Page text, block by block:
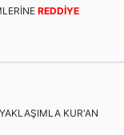
REDDİYE
KUR'AN